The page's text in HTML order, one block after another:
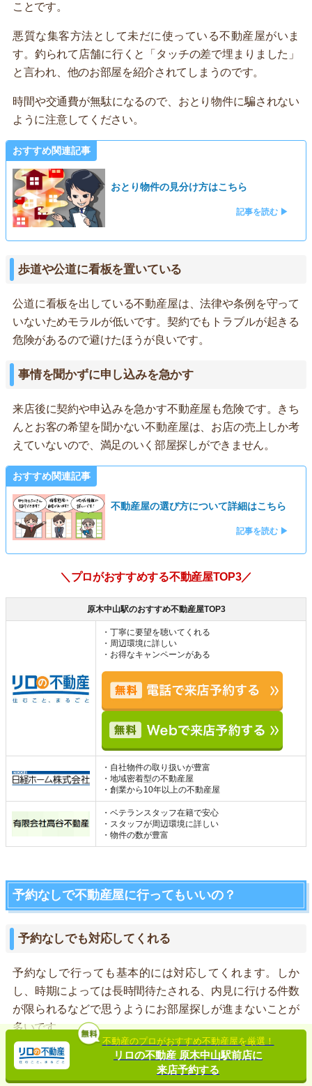
ことです。
悪質な集客方法として未だに使っている不動産屋がいま
す。釣られて店舗に行くと「タッチの差で埋まりました」
と言われ、他のお部屋を紹介されてしまうのです。
時間や交通費が無駄になるので、おとり物件に騙されない
ように注意してください。
おすすめ関連記事
おとり物件の見分け方はこちら
記事を読む ▶
歩道や公道に看板を置いている
公道に看板を出している不動産屋は、法律や条例を守って
いないためモラルが低いです。契約でもトラブルが起きる
危険があるので避けたほうが良いです。
事情を聞かずに申し込みを急かす
来店後に契約や申込みを急かす不動産屋も危険です。きち
んとお客の希望を聞かない不動産屋は、お店の売上しか考
えていないので、満足のいく部屋探しができません。
おすすめ関連記事
不動産屋の選び方について詳細はこちら
記事を読む ▶
＼プロがおすすめする不動産屋TOP3／
原木中山駅のおすすめ不動産屋TOP3
・丁寧に要望を聴いてくれる
・周辺環境に詳しい
・お得なキャンペーンがある
・自社物件の取り扱いが豊富
・地域密着型の不動産屋
・創業から10年以上の不動産屋
・ベテランスタッフ在籍で安心
・スタッフが周辺環境に詳しい
・物件の数が豊富
予約なしで不動産屋に行ってもいいの？
予約なしでも対応してくれる
予約なしで行っても基本的には対応してくれます。しか
し、時期によっては長時間待たされる、内見に行ける件数
が限られるなどで思うようにお部屋探しが進まないことが
多いです。
特に不動産業界の繁忙期と言われている1～3月は事前に来
店予約することをおすすめします。
不動産のプロがおすすめ不動産屋を厳選！
リロの不動産 原木中山駅前店に
来店予約する